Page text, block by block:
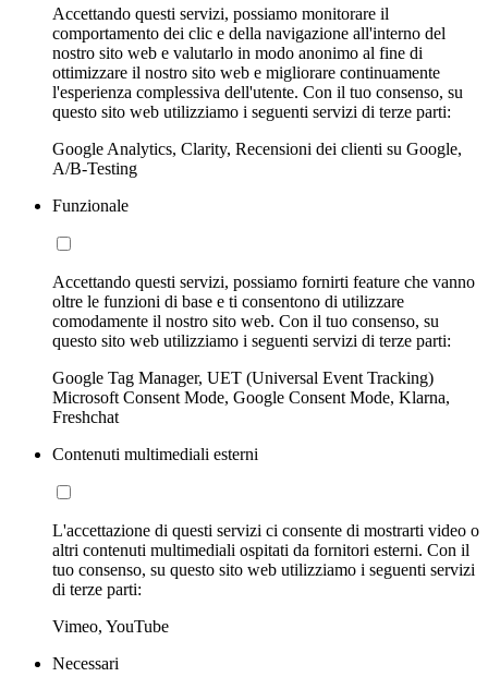
Accettando questi servizi, possiamo monitorare il
comportamento dei clic e della navigazione all'interno del
nostro sito web e valutarlo in modo anonimo al fine di
ottimizzare il nostro sito web e migliorare continuamente
l'esperienza complessiva dell'utente. Con il tuo consenso, su
questo sito web utilizziamo i seguenti servizi di terze parti:
Google Analytics, Clarity, Recensioni dei clienti su Google,
A/B-Testing
Funzionale
Accettando questi servizi, possiamo fornirti feature che vanno
oltre le funzioni di base e ti consentono di utilizzare
comodamente il nostro sito web. Con il tuo consenso, su
questo sito web utilizziamo i seguenti servizi di terze parti:
Google Tag Manager, UET (Universal Event Tracking)
Microsoft Consent Mode, Google Consent Mode, Klarna,
Freshchat
Contenuti multimediali esterni
L'accettazione di questi servizi ci consente di mostrarti video o
altri contenuti multimediali ospitati da fornitori esterni. Con il
tuo consenso, su questo sito web utilizziamo i seguenti servizi
di terze parti:
Vimeo, YouTube
Necessari